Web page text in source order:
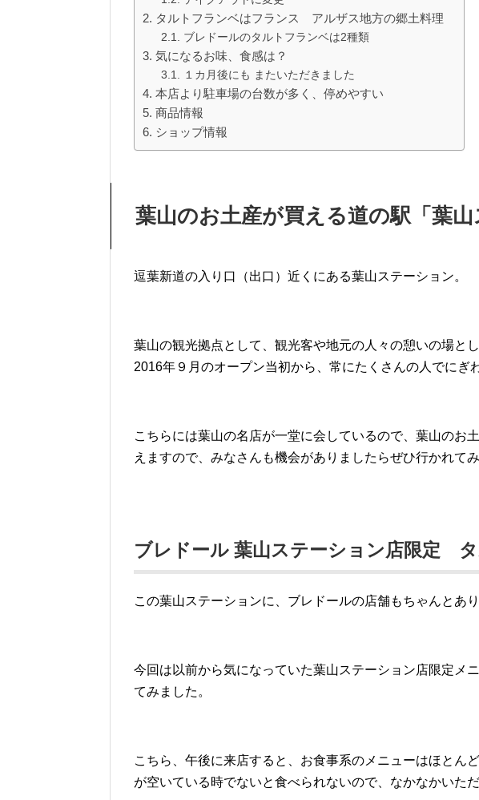
タルトフランベはフランス アルザス地方の郷土料理
ブレドールのタルトフランベは2種類
気になるお味、食感は？
１カ月後にも またいただきました
本店より駐車場の台数が多く、停めやすい
商品情報
ショップ情報
葉山のお土産が買える道の駅「葉山
逗葉新道の入り口（出口）近くにある葉山ステーション。
葉山の観光拠点として、観光客や地元の人々の憩いの場と
2016年９月のオープン当初から、常にたくさんの人でにぎ
こちらには葉山の名店が一堂に会しているので、葉山のお
えますので、みなさんも機会がありましたらぜひ行かれて
ブレドール 葉山ステーション店限定
この葉山ステーションに、ブレドールの店舗もちゃんとあり
今回は以前から気になっていた葉山ステーション店限定メ
てみました。
こちら、午後に来店すると、お食事系のメニューはほとん
が空いている時でないと食べられないので、なかなかいた